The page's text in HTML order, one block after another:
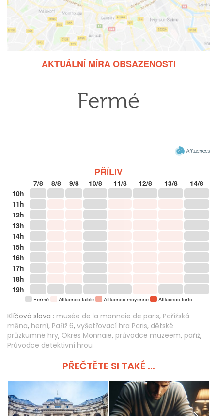
AKTUÁLNÍ MÍRA OBSAZENOSTI
PŘÍLIV
7/8 8/8 9/8 10/8 11/8 12/8 13/8
14/8
10h
11h
12h
13h
14h
15h
16h
17h
18h
19h
Fermé Affluence faible Affluence moyenne Affluence forte
Klíčová slova : musée de la monnaie de paris, Pařížská
měna, herní, Paříž 6, vyšetřovací hra Paris, dětské
průzkumné hry, Okres Monnaie, průvodce muzeem, paříž,
Průvodce detektivní hrou
PŘEČTĚTE SI TAKÉ ...